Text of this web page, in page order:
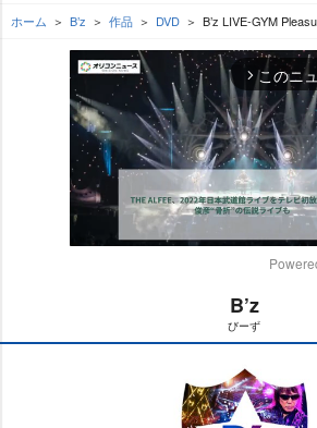
ホーム B’z 作品 DVD B’z LIVE-GYM
arrow_forward_ios このニ
B’z
びーず